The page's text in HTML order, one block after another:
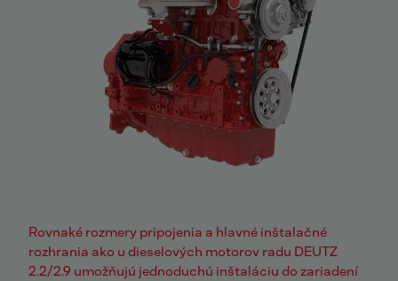
Rovnaké rozmery pripojenia a hlavné inštalačné
rozhrania ako u dieselových motorov radu DEUTZ
2.2/2.9 umožňujú jednoduchú inštaláciu do zariadení